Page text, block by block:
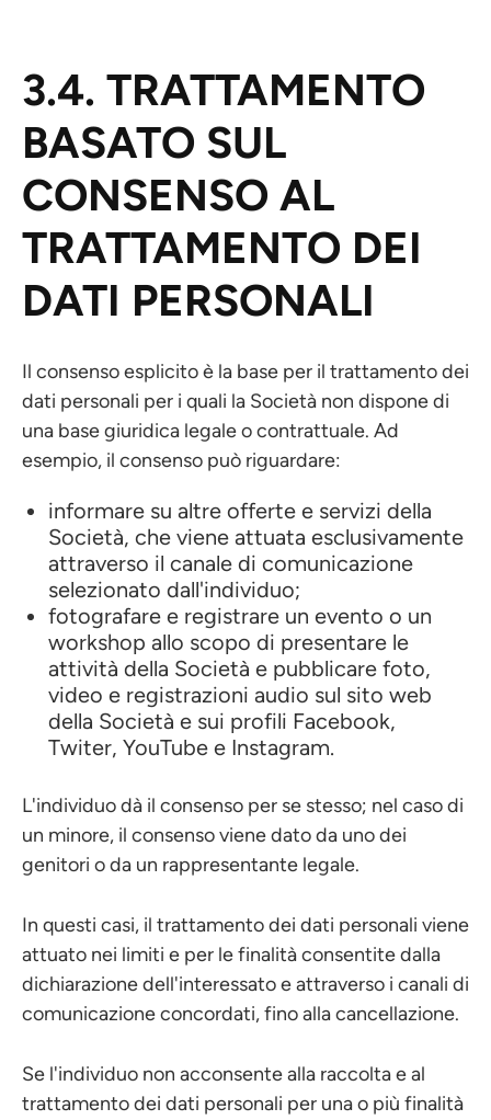
3.4. TRATTAMENTO
BASATO SUL
CONSENSO AL
TRATTAMENTO DEI
DATI PERSONALI
Il consenso esplicito è la base per il trattamento dei
dati personali per i quali la Società non dispone di
una base giuridica legale o contrattuale. Ad
esempio, il consenso può riguardare:
informare su altre offerte e servizi della
Società, che viene attuata esclusivamente
attraverso il canale di comunicazione
selezionato dall'individuo;
fotografare e registrare un evento o un
workshop allo scopo di presentare le
attività della Società e pubblicare foto,
video e registrazioni audio sul sito web
della Società e sui profili Facebook,
Twiter, YouTube e Instagram.
L'individuo dà il consenso per se stesso; nel caso di
un minore, il consenso viene dato da uno dei
genitori o da un rappresentante legale.
In questi casi, il trattamento dei dati personali viene
attuato nei limiti e per le finalità consentite dalla
dichiarazione dell'interessato e attraverso i canali di
comunicazione concordati, fino alla cancellazione.
Se l'individuo non acconsente alla raccolta e al
trattamento dei dati personali per una o più finalità